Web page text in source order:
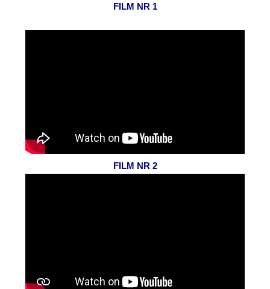
FILM NR 1
FILM NR 2